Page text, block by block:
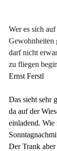
Wer es sich
Gewohnheiten
darf nicht
zu fliegen
Ernst Ferstl
Das sieht sehr
da auf der
einladend. Wie
Der Trank